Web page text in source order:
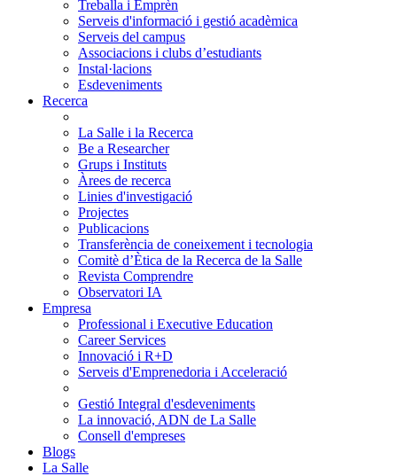
Treballa i Emprèn
Serveis d'informació i gestió acadèmica
Serveis del campus
Associacions i clubs d’estudiants
Instal·lacions
Esdeveniments
Recerca
La Salle i la Recerca
Be a Researcher
Grups i Instituts
Àrees de recerca
Linies d'investigació
Projectes
Publicacions
Transferència de coneixement i tecnologia
Comitè d’Ètica de la Recerca de la Salle
Revista Comprendre
Observatori IA
Empresa
Professional i Executive Education
Career Services
Innovació i R+D
Serveis d'Emprenedoria i Acceleració
Gestió Integral d'esdeveniments
La innovació, ADN de La Salle
Consell d'empreses
Blogs
La Salle